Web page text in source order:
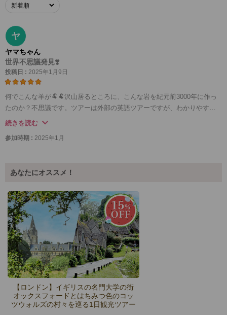
ヤ
ヤマちゃん
世界不思議発見❣️
投稿日 : 2025年1月9日
何でこんな羊が🐏🐏沢山居るところに、こんな岩を紀元前3000年に作っ
たのか？不思議です。ツアーは外部の英語ツアーですが、わかりやすく
ロンドン市内の話もしてくれました。バスも綺麗😍ですし、トイレも付
続きを読む
参加時期 : 2025年1月
あなたにオススメ！
【ロンドン】イギリスの名門大学の街
オックスフォードとはちみつ色のコッ
ツウォルズの村々を巡る1日観光ツアー